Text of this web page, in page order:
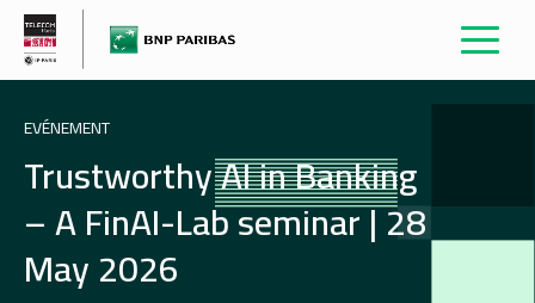
EVÉNEMENT
Trustworthy AI in Banking
– A FinAI-Lab seminar | 28
May 2026